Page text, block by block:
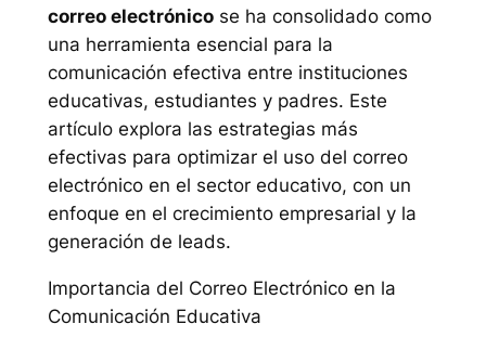
correo electrónicose ha consolidado como
una herramienta esencial para la
comunicación efectiva entre instituciones
educativas, estudiantes y padres. Este
artículo explora las estrategias más
efectivas para optimizar el uso del correo
electrónico en el sector educativo, con un
enfoque en el crecimiento empresarial y la
generación de leads.
Importancia del Correo Electrónico en la
Comunicación Educativa